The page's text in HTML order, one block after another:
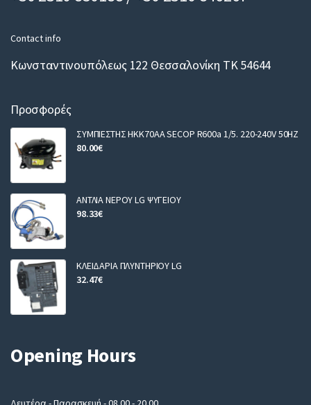
Contact info
Κωνσταντινουπόλεως 122 Θεσσαλονίκη ΤΚ 54644
Προσφορές
ΣΥΜΠΙΕΣΤΗΣ HKK70AA SECOP R600a 1/5. 220-240V 50HZ
80.00€
ΑΝΤΛΙΑ ΝΕΡΟΥ LG ΨΥΓΕΙΟΥ
98.33€
ΚΛΕΙΔΑΡΙΑ ΠΛΥΝΤΗΡΙΟΥ LG
32.47€
Opening Hours